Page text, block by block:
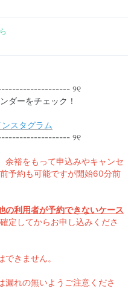
----- ୨୧
ダーをチェック！
ンスタグラム
----- ୨୧
余裕をもって申込みやキャンセ
予約も可能ですが開始60分前
の利用者が予約できないケース
定してからお申し込みくださ
きません。
漏れの無いようご注意くださ